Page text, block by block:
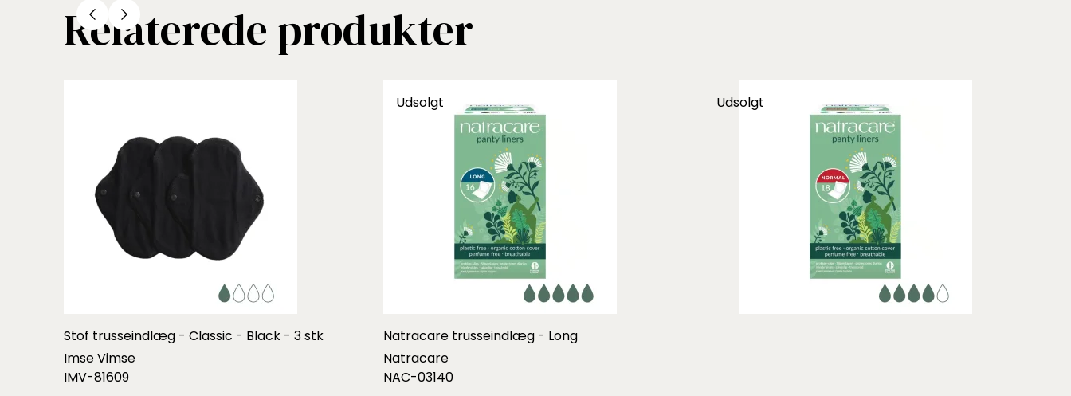
Relaterede produkter
Stof trusseindlæg - Classic - Black - 3 stk
Imse Vimse
IMV-81609
Udsolgt
Natracare trusseindlæg - Long
Natracare
NAC-03140
Udsolgt